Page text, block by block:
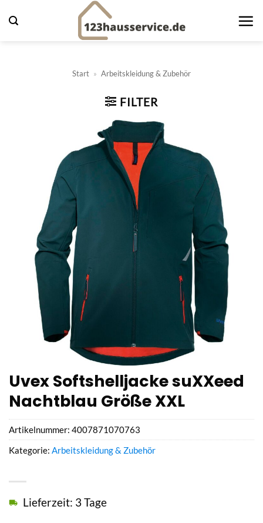
Inhalt
Start » Arbeitskleidung & Zubehör
FILTER
Uvex Softshelljacke suXXeed
Nachtblau Größe XXL
Lieferzeit: 3 Tage
Artikelnummer: 4007871070763
Kategorie: Arbeitskleidung & Zubehör